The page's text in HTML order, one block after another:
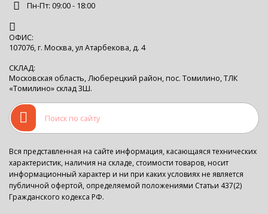
Пн-Пт: 09:00 - 18:00
ОФИС:
107076, г. Москва, ул Атарбекова, д. 4
СКЛАД:
Московская область, Люберецкий район, пос. Томилино, ТЛК
«Томилино» склад 3Ш.
Вся представленная на сайте информация, касающаяся технических
характеристик, наличия на складе, стоимости товаров, носит
информационный характер и ни при каких условиях не является
публичной офертой, определяемой положениями Статьи 437(2)
Гражданского кодекса РФ.